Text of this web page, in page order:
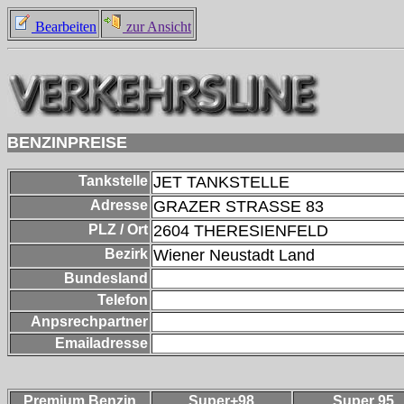
Bearbeiten zur Ansicht
BENZINPREISE
Tankstelle JET TANKSTELLE
Adresse GRAZER STRASSE 83
PLZ / Ort 2604 THERESIENFELD
Bezirk Wiener Neustadt Land
Bundesland
Telefon
Anpsrechpartner
Emailadresse
Premium Benzin Super+98 Super 95